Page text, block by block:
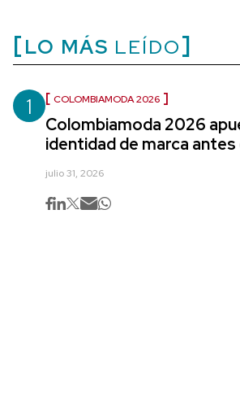
LO MÁS LEÍDO
1 COLOMBIAMODA 2026
Colombiamoda 2026
identidad de marca antes
julio 31, 2026